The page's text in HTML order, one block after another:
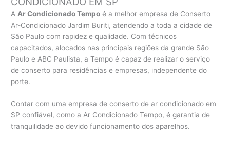
A Ar Condicionado Tempo é a melhor empresa de Conserto
Ar-Condicionado Jardim Buriti, atendendo a toda a cidade de
São Paulo com rapidez e qualidade. Com técnicos
capacitados, alocados nas principais regiões da grande São
Paulo e ABC Paulista, a Tempo é capaz de realizar o serviço
de conserto para residências e empresas, independente do
porte.
Contar com uma empresa de conserto de ar condicionado em
SP confiável, como a Ar Condicionado Tempo, é garantia de
tranquilidade ao devido funcionamento dos aparelhos.